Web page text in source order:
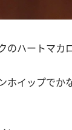
のハートマ
イップでか